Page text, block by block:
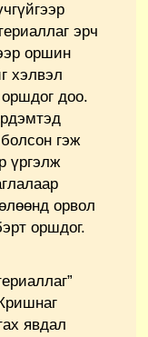
эрч
оршин
хэлвэл
доо.
гэж
үргэлж
орвол
оршдог.
явдал